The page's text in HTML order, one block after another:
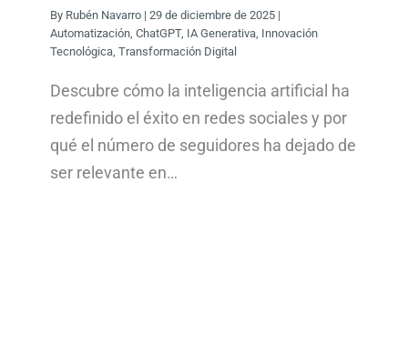
By Rubén Navarro |29 de diciembre de 2025 |
Automatización ,ChatGPT, IA Generativa Innovación
Tecnológica ,Transformación Digital
Descubre cómo la inteligencia artificial ha
redefinido el éxito en redes sociales y por
qué el número de seguidores ha dejado de
ser relevante en…